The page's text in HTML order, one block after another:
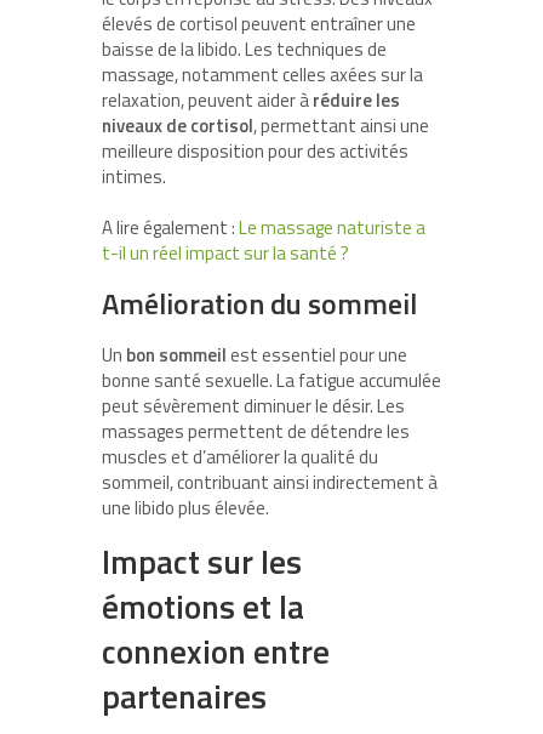
élevés de cortisol peuvent entraîner une
baisse de la libido. Les techniques de
massage, notamment celles axées sur la
relaxation, peuvent aider àréduire les
niveaux de cortisol, permettant ainsi une
meilleure disposition pour des activités
intimes.
A lire également :Le massage naturiste a
t-il un réel impact sur la santé ?
Amélioration du sommeil
Un bon sommeilest essentiel pour une
bonne santé sexuelle. La fatigue accumulée
peut sévèrement diminuer le désir. Les
massages permettent de détendre les
muscles et d’améliorer la qualité du
sommeil, contribuant ainsi indirectement à
une libido plus élevée.
Impact sur les
émotions et la
connexion entre
partenaires